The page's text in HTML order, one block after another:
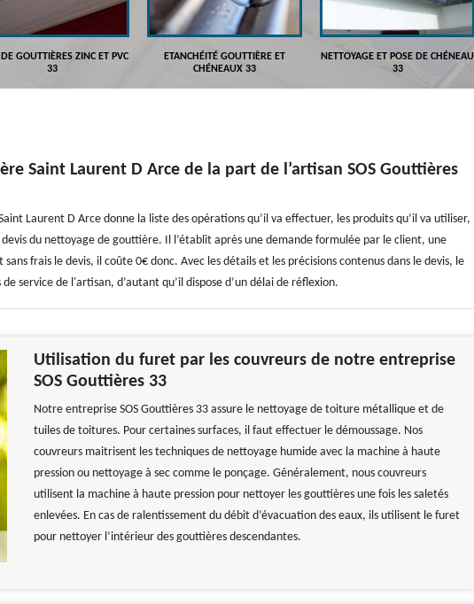
DE GOUTTIÈRES ZINC ET PVC
33
ETANCHÉITÉ GOUTTIÈRE ET
CHÉNEAUX 33
NETTOYAGE ET POSE DE CHÉNEAU
33
Saint Laurent D Arce de la part de l’artisan SOS Gouttières
Laurent D Arce donne la liste des opérations qu’il va effectuer, les produits qu’il va utiliser,
du nettoyage de gouttière. Il l’établit après une demande formulée par le client, une
frais le devis, il coûte 0€ donc. Avec les détails et les précisions contenus dans le devis, le
service de l'artisan, d’autant qu’il dispose d’un délai de réflexion.
Utilisation du furet par les couvreurs de notre entreprise
SOS Gouttières 33
Notre entreprise SOS Gouttières 33 assure le nettoyage de toiture métallique et de
tuiles de toitures. Pour certaines surfaces, il faut effectuer le démoussage. Nos
couvreurs maitrisent les techniques de nettoyage humide avec la machine à haute
pression ou nettoyage à sec comme le ponçage. Généralement, nous couvreurs
utilisent la machine à haute pression pour nettoyer les gouttières une fois les saletés
enlevées. En cas de ralentissement du débit d’évacuation des eaux, ils utilisent le furet
pour nettoyer l’intérieur des gouttières descendantes.